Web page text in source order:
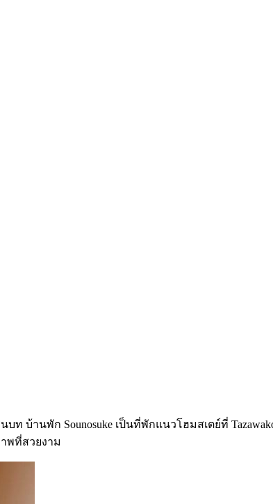
นพัก Sounosuke เป็นที่พักแนวโฮมสเตย์ที่
พที่สวยงาม